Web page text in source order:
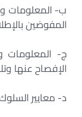
ب- المعلومات
المفوضين
ج- المعلومات
الإفصاح عنها
د- معايير